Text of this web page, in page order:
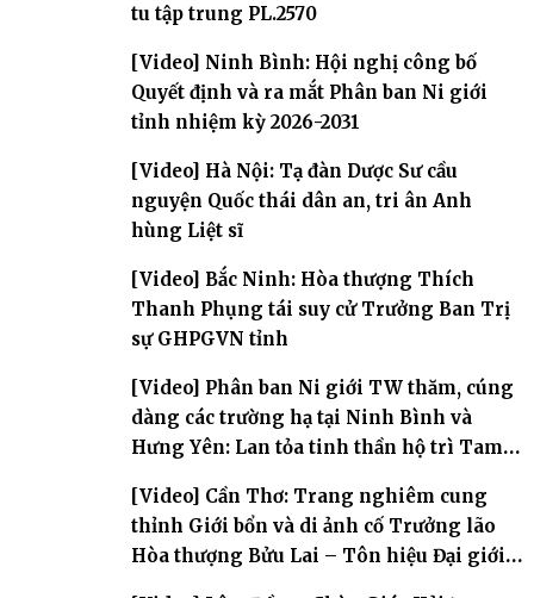
tu tập trung PL.2570
[Video] Ninh Bình: Hội nghị công bố
Quyết định và ra mắt Phân ban Ni giới
tỉnh nhiệm kỳ 2026-2031
[Video] Hà Nội: Tạ đàn Dược Sư cầu
nguyện Quốc thái dân an, tri ân Anh
hùng Liệt sĩ
[Video] Bắc Ninh: Hòa thượng Thích
Thanh Phụng tái suy cử Trưởng Ban Trị
sự GHPGVN tỉnh
[Video] Phân ban Ni giới TW thăm, cúng
dàng các trường hạ tại Ninh Bình và
Hưng Yên: Lan tỏa tinh thần hộ trì Tam
[Video] Cần Thơ: Trang nghiêm cung
thỉnh Giới bổn và di ảnh cố Trưởng lão
Hòa thượng Bửu Lai – Tôn hiệu Đại giới